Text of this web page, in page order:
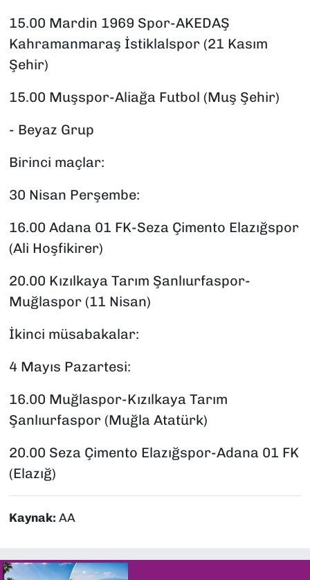
15.00 Mardin 1969 Spor-AKEDAŞ
Kahramanmaraş İstiklalspor (21 Kasım
Şehir)
15.00 Muşspor-Aliağa Futbol (Muş Şehir)
- Beyaz Grup
Birinci maçlar:
30 Nisan Perşembe:
16.00 Adana 01 FK-Seza Çimento Elazığspor
(Ali Hoşfikirer)
20.00 Kızılkaya Tarım Şanlıurfaspor-
Muğlaspor (11 Nisan)
İkinci müsabakalar:
4 Mayıs Pazartesi:
16.00 Muğlaspor-Kızılkaya Tarım
Şanlıurfaspor (Muğla Atatürk)
20.00 Seza Çimento Elazığspor-Adana 01 FK
(Elazığ)
Kaynak: AA